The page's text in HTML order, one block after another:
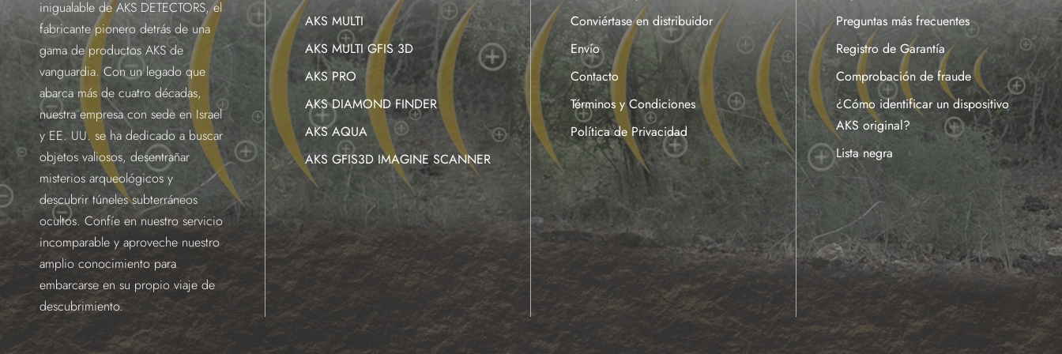
inigualable de AKS DETECTORS, el
fabricante pionero detrás de una
gama de productos AKS de
vanguardia. Con un legado que
abarca más de cuatro décadas,
nuestra empresa con sede en Israel
y EE. UU. se ha dedicado a buscar
objetos valiosos, desentrañar
misterios arqueológicos y
descubrir túneles subterráneos
ocultos. Confíe en nuestro servicio
incomparable y aproveche nuestro
amplio conocimiento para
embarcarse en su propio viaje de
descubrimiento.
AKS MULTI
AKS MULTI GFIS 3D
AKS PRO
AKS DIAMOND FINDER
AKS AQUA
AKS GFIS3D IMAGINE SCANNER
Conviértase en distribuidor
Envío
Contacto
Términos y Condiciones
Política de Privacidad
Preguntas más frecuentes
Registro de Garantía
Comprobación de fraude
¿Cómo identificar un dispositivo
AKS original?
Lista negra